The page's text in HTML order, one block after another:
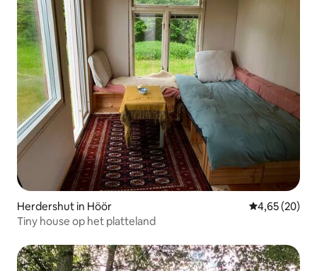
Herdershut in Höör Gemiddelde
4,65 (20)
Tiny house op het platteland